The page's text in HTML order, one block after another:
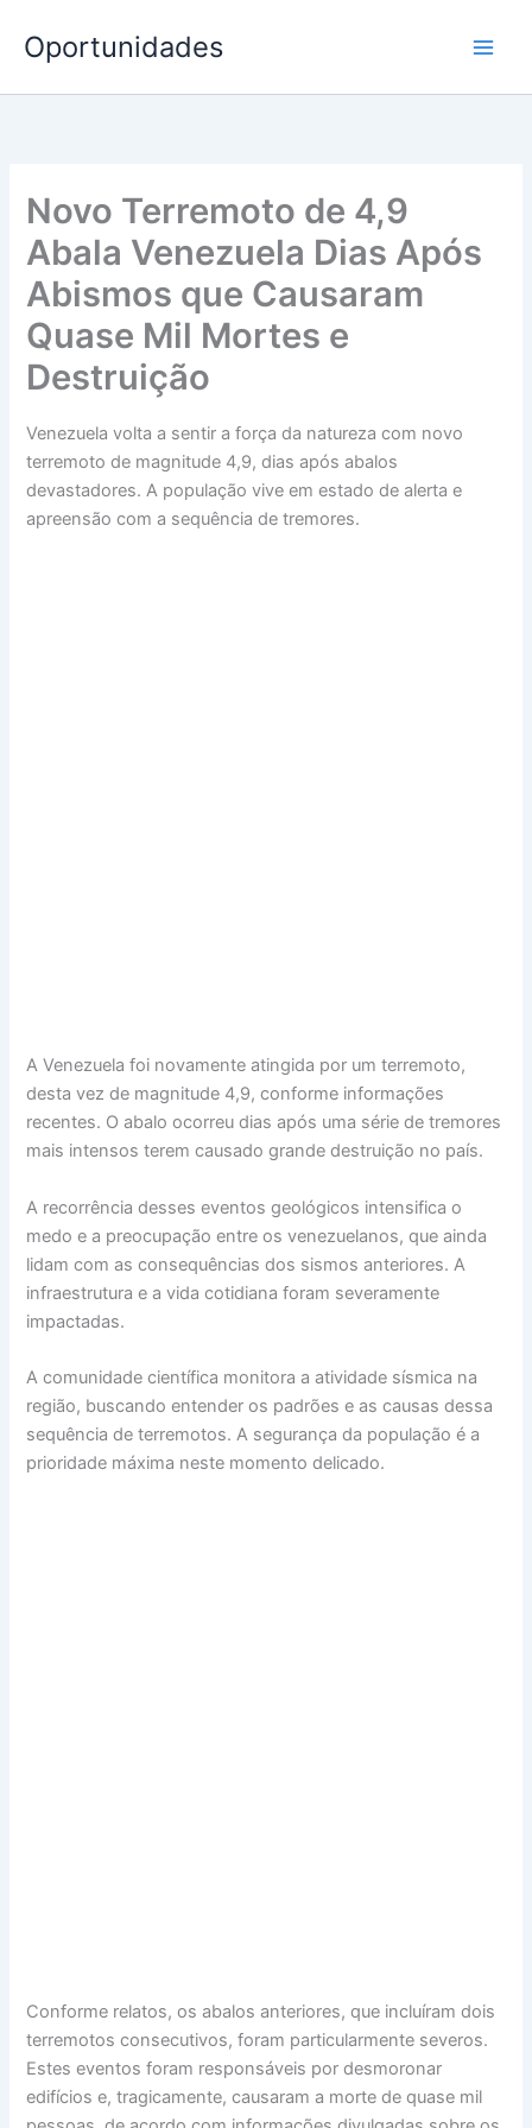
para
conteúdo
Oportunidades
Novo Terremoto de 4,9
Abala Venezuela Dias Após
Abismos que Causaram
Quase Mil Mortes e
Destruição
Venezuela volta a sentir a força da natureza com novo
terremoto de magnitude 4,9, dias após abalos
devastadores. A população vive em estado de alerta e
apreensão com a sequência de tremores.
A Venezuela foi novamente atingida por um terremoto,
desta vez de magnitude 4,9, conforme informações
recentes. O abalo ocorreu dias após uma série de tremores
mais intensos terem causado grande destruição no país.
A recorrência desses eventos geológicos intensifica o
medo e a preocupação entre os venezuelanos, que ainda
lidam com as consequências dos sismos anteriores. A
infraestrutura e a vida cotidiana foram severamente
impactadas.
A comunidade científica monitora a atividade sísmica na
região, buscando entender os padrões e as causas dessa
sequência de terremotos. A segurança da população é a
prioridade máxima neste momento delicado.
Conforme relatos, os abalos anteriores, que incluíram dois
terremotos consecutivos, foram particularmente severos.
Estes eventos foram responsáveis por desmoronar
edifícios e, tragicamente, causaram a morte de quase mil